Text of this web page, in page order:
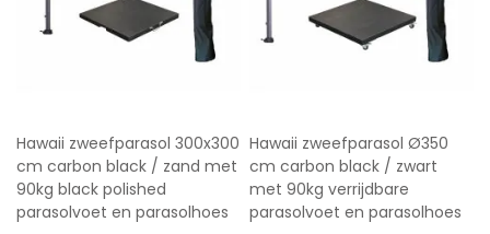
Hawaii zweefparasol 300x300
cm carbon black / zand met
90kg black polished
parasolvoet en parasolhoes
Hawaii zweefparasol Ø350
cm carbon black / zwart
met 90kg verrijdbare
parasolvoet en parasolhoes